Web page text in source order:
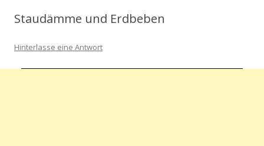
Staudämme und Erdbeben
Hinterlasse eine Antwort